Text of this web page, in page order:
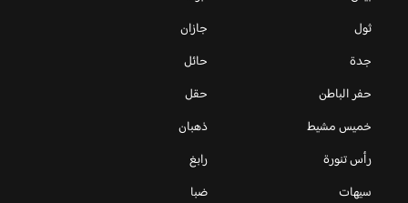
ثول
جازان
جدة
حائل
حفر الباطن
حقل
خميس مشيط
ذهبان
رأس تنورة
رابغ
سيهات
ضبا